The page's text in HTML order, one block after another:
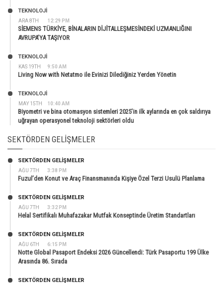
ARA 8TH 12:29 PM
TEKNOLOJİ
SİEMENS TÜRKİYE, BİNALARIN DİJİTALLEŞMESİNDEKİ UZMANLIĞINI
AVRUPA’YA TAŞIYOR
KAS 19TH 9:50 AM
TEKNOLOJİ
Living Now with Netatmo ile Evinizi Dilediğiniz Yerden Yönetin
MAY 15TH 10:40 AM
TEKNOLOJİ
Biyometri ve bina otomasyon sistemleri 2025’in ilk aylarında en çok saldırıya
uğrayan operasyonel teknoloji sektörleri oldu
SEKTÖRDEN GELIŞMELER
AĞU 7TH 3:38 PM
SEKTÖRDEN GELIŞMELER
Fuzul’den Konut ve Araç Finansmanında Kişiye Özel Terzi Usulü Planlama
AĞU 7TH 3:32 PM
SEKTÖRDEN GELIŞMELER
Helal Sertifikalı Muhafazakar Mutfak Konseptinde Üretim Standartları
AĞU 6TH 6:15 PM
SEKTÖRDEN GELIŞMELER
Notte Global Pasaport Endeksi 2026 Güncellendi: Türk Pasaportu 199 Ülke
Arasında 86. Sırada
SEKTÖRDEN GELIŞMELER